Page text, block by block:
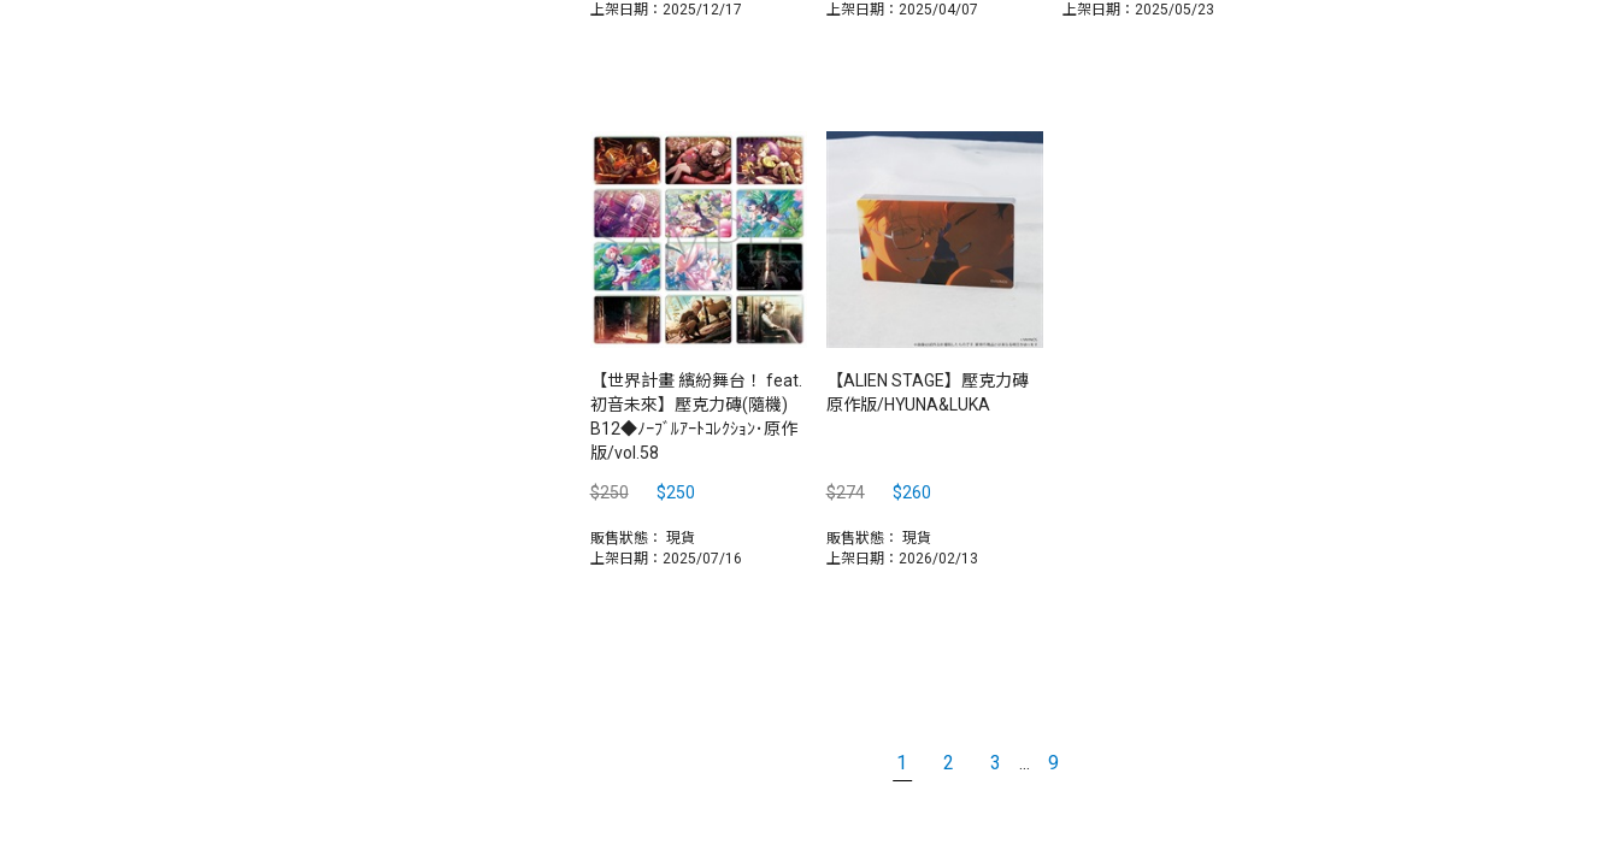
上架日期：2025/12/17
上架日期：2025/04/07
上架日期：2025/05/23
【世界計畫 繽紛舞台！ feat.
初音未來】壓克力磚(隨機)
B12◆ﾉｰﾌﾞﾙｱｰﾄｺﾚｸｼｮﾝ･原作
版/vol.58
$250 $250
販售狀態： 現貨
上架日期：2025/07/16
【ALIEN STAGE】壓克力磚
原作版/HYUNA&LUKA
$274 $260
販售狀態： 現貨
上架日期：2026/02/13
1 2 3 ... 9